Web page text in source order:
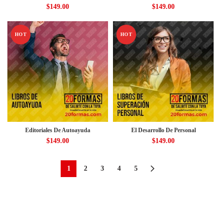
$149.00 $149.00
HOT
Editoriales De Autoayuda
$149.00
HOT
El Desarrollo De Personal
$149.00
1 2 3 4 5